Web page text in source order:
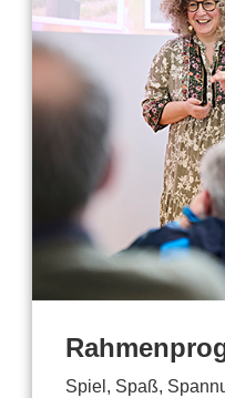
Spiel, Spaß,